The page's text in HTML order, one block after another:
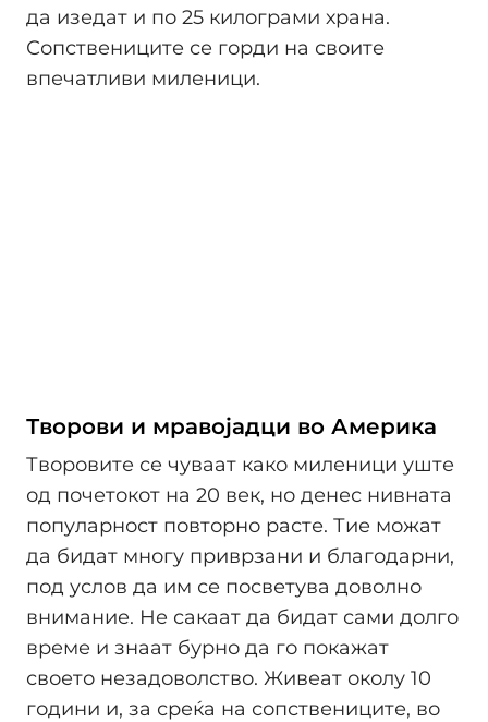
да изедат и по 25 килограми храна.
Сопствениците се горди на своите
впечатливи миленици.
Творови и мравојадци во Америка
Творовите се чуваат како миленици уште
од почетокот на 20 век, но денес нивната
популарност повторно расте. Тие можат
да бидат многу приврзани и благодарни,
под услов да им се посветува доволно
внимание. Не сакаат да бидат сами долго
време и знаат бурно да го покажат
своето незадоволство. Живеат околу 10
години и, за среќа на сопствениците, во